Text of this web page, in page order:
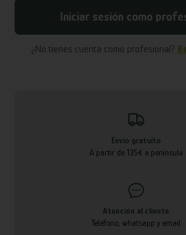
Iniciar sesión como
¿No tienes cuenta como profesional?
Envío gratuito
A partir de 135€ a península
Atención al cliente
Teléfono, whatsapp y email